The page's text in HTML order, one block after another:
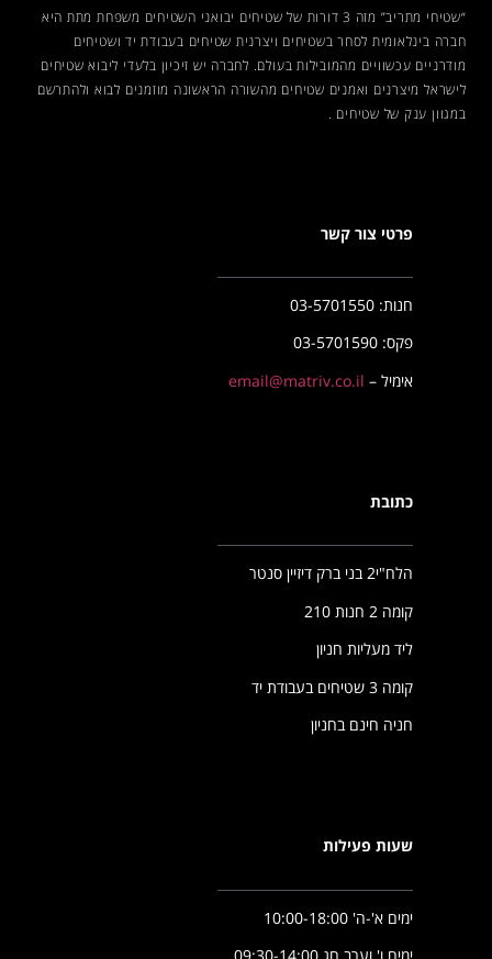
“שטיחי מתריב” מזה 3 דורות של שטיחים יבואני השטיחים משפחת מתת היא
חברה בינלאומית לסחר בשטיחים ויצרנית שטיחים בעבודת יד ושטיחים
מודרניים עכשוויים מהמובילות בעולם. לחברה יש זיכיון בלעדי ליבוא שטיחים
לישראל מיצרנים ואמנים שטיחים מהשורה הראשונה מוזמנים לבוא ולהתרשם
במגוון ענק של שטיחים .
פרטי צור קשר
חנות: 03-5701550
פקס: 03-5701590
אימיל – email@matriv.co.il
כתובת
הלח"י2 בני ברק דיזיין סנטר
קומה 2 חנות 210
ליד מעליות חניון
קומה 3 שטיחים בעבודת יד
חניה חינם בחניון
שעות פעילות
ימים א'-ה' 10:00-18:00